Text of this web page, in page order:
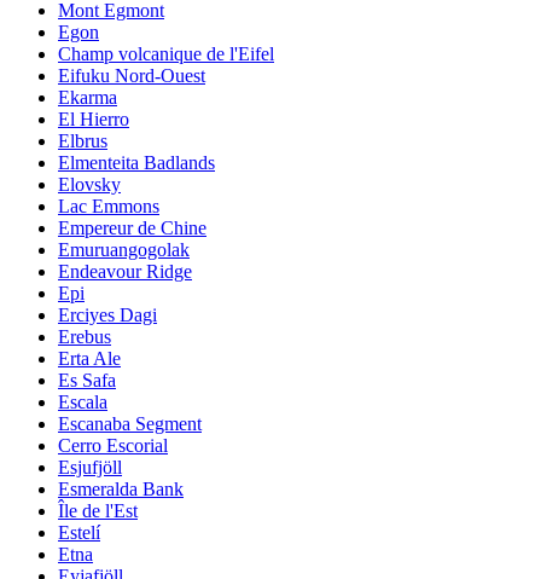
Mont Egmont
Egon
Champ volcanique de l'Eifel
Eifuku Nord-Ouest
Ekarma
El Hierro
Elbrus
Elmenteita Badlands
Elovsky
Lac Emmons
Empereur de Chine
Emuruangogolak
Endeavour Ridge
Epi
Erciyes Dagi
Erebus
Erta Ale
Es Safa
Escala
Escanaba Segment
Cerro Escorial
Esjufjöll
Esmeralda Bank
Île de l'Est
Estelí
Etna